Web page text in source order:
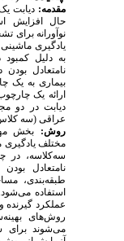
مقدمه:دیابت یک
حال افزایش
نوآورانه برای
یادگیری ماشینی
به دلیل کمبود
نامتعادل بودن
بیماری به یک
ارائه یک
دیابت در دو
عراقی (سه کلاس:
روش: بخش مهم
مختلف یادگیری
سه‌کلاسه، در
نامتعادل بودن
طبقه‌بندی،
استفاده
عملکرد گیرنده و
روش‌های
می‌شوند برای